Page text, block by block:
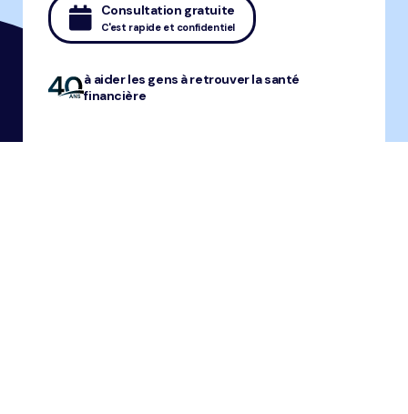
Consultation gratuite
C'est rapide et confidentiel
à aider les gens à retrouver la santé
financière